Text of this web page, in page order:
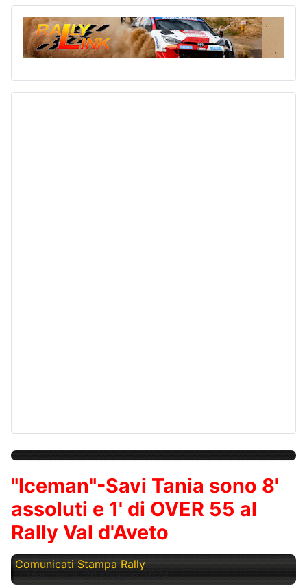
"Iceman"-Savi Tania sono 8'
assoluti e 1' di OVER 55 al
Rally Val d'Aveto
Comunicati Stampa Rally
Mercoledì, 26 Giugno 2024